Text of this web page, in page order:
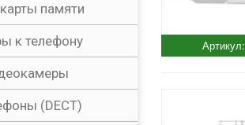
Артикул:
памяти
к телефону
(DECT)